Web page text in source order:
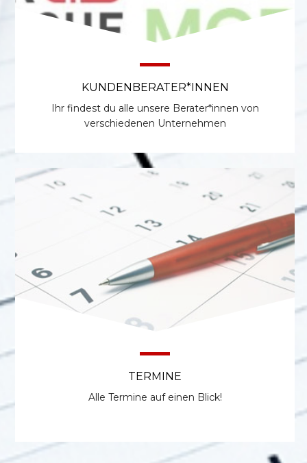
KUNDENBERATER*INNEN
Ihr findest du alle unsere Berater*innen von
verschiedenen Unternehmen
TERMINE
Alle Termine auf einen Blick!